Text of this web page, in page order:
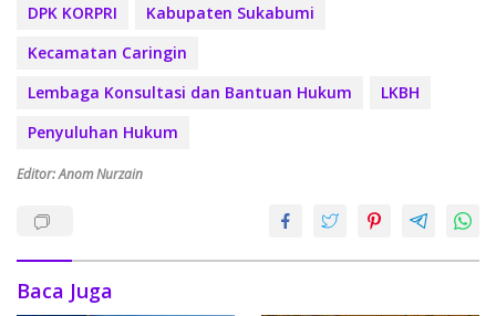
DPK KORPRI
Kabupaten Sukabumi
Kecamatan Caringin
Lembaga Konsultasi dan Bantuan Hukum
LKBH
Penyuluhan Hukum
Editor: Anom Nurzain
Baca Juga